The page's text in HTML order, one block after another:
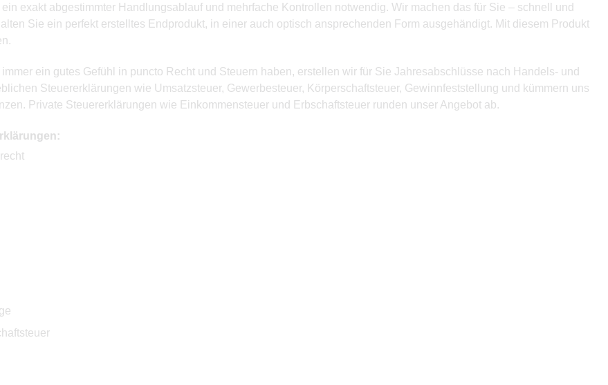
exakt abgestimmter Handlungsablauf und mehrfache Kontrollen notwendig. Wir machen das für Sie – schnell und
Sie ein perfekt erstelltes Endprodukt, in einer auch optisch ansprechenden Form ausgehändigt. Mit diesem Produkt
ein gutes Gefühl in puncto Recht und Steuern haben, erstellen wir für Sie Jahresabschlüsse nach Handels- und
Steuererklärungen wie Umsatzsteuer, Gewerbesteuer, Körperschaftsteuer, Gewinnfeststellung und kümmern uns
Private Steuererklärungen wie Einkommensteuer und Erbschaftsteuer runden unser Angebot ab.